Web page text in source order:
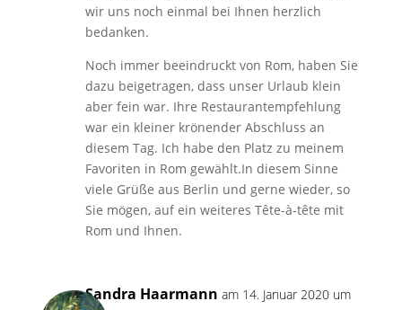
wir uns noch einmal bei Ihnen herzlich
bedanken.
Noch immer beeindruckt von Rom, haben Sie
dazu beigetragen, dass unser Urlaub klein
aber fein war. Ihre Restaurantempfehlung
war ein kleiner krönender Abschluss an
diesem Tag. Ich habe den Platz zu meinem
Favoriten in Rom gewählt.In diesem Sinne
viele Grüße aus Berlin und gerne wieder, so
Sie mögen, auf ein weiteres Tête-à-tête mit
Rom und Ihnen.
Sandra Haarmann am 14. Januar 2020 um